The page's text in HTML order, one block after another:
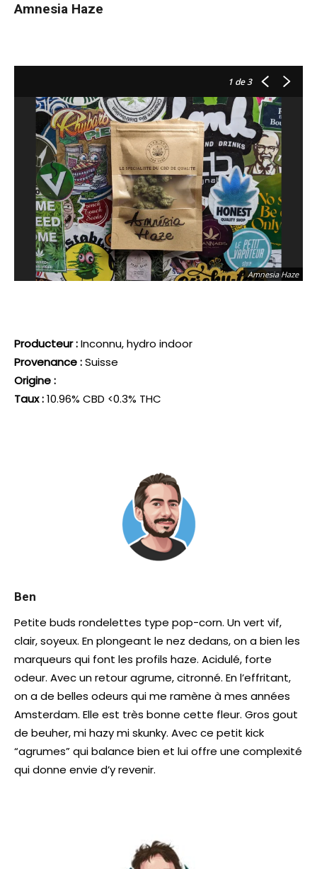
Amnesia Haze
1 de 3
Amnesia Haze
Producteur :Inconnu, hydro indoor
Provenance :Suisse
Origine :
Taux :10.96% CBD <0.3% THC
Ben
Petite buds rondelettes type pop-corn. Un vert vif,
clair, soyeux. En plongeant le nez dedans, on a bien les
marqueurs qui font les profils haze. Acidulé, forte
odeur. Avec un retour agrume, citronné. En l’effritant,
on a de belles odeurs qui me ramène à mes années
Amsterdam. Elle est très bonne cette fleur. Gros gout
de beuher, mi hazy mi skunky. Avec ce petit kick
“agrumes” qui balance bien et lui offre une complexité
qui donne envie d’y revenir.